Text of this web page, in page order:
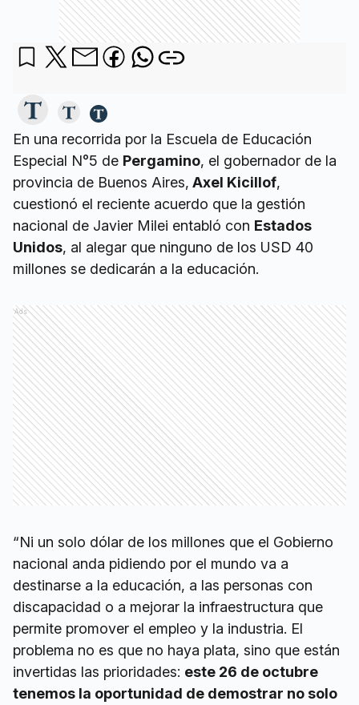
En una recorrida por la Escuela de Educación
Especial N°5 de Pergamino, el gobernador de la
provincia de Buenos Aires, Axel Kicillof,
cuestionó el reciente acuerdo que la gestión
nacional de Javier Milei entabló con Estados
Unidos, al alegar que ninguno de los USD 40
millones se dedicarán a la educación.
Ads
“Ni un solo dólar de los millones que el Gobierno
nacional anda pidiendo por el mundo va a
destinarse a la educación, a las personas con
discapacidad o a mejorar la infraestructura que
permite promover el empleo y la industria. El
problema no es que no haya plata, sino que están
invertidas las prioridades: este 26 de octubre
tenemos la oportunidad de demostrar no solo